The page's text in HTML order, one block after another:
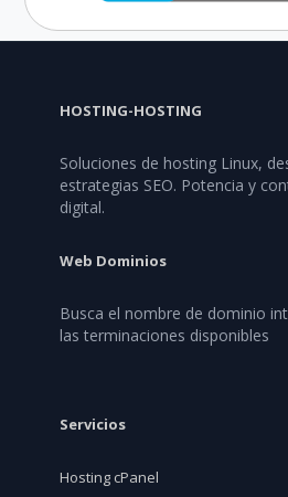
HOSTING-HOSTING
Soluciones de hosting Linux,
estrategias SEO. Potencia y
digital.
Web Dominios
Busca el nombre de dominio
las terminaciones disponibles
Servicios
Hosting cPanel